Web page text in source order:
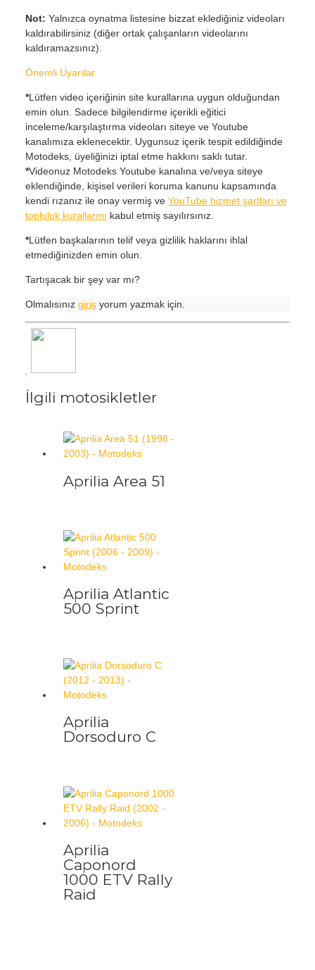
Not: Yalnızca oynatma listesine bizzat eklediğiniz videoları
kaldırabilirsiniz (diğer ortak çalışanların videolarını
kaldıramazsınız).
Önemli Uyarılar
*Lütfen video içeriğinin site kurallarına uygun olduğundan
emin olun. Sadece bilgilendirme içerikli eğitici
inceleme/karşılaştırma videoları siteye ve Youtube
kanalımıza eklenecektir. Uygunsuz içerik tespit edildiğinde
Motodeks, üyeliğinizi iptal etme hakkını saklı tutar.
*Videonuz Motodeks Youtube kanalına ve/veya siteye
eklendiğinde, kişisel verileri koruma kanunu kapsamında
kendi rızanız ile onay vermiş ve YouTube hizmet şartları ve
topluluk kurallarını kabul etmiş sayılırsınız.
*Lütfen başkalarının telif veya gizlilik haklarını ihlal
etmediğinizden emin olun.
Tartışacak bir şey var mı?
Olmalısınız girişyorum yazmak için.
İlgili motosikletler
Aprilia Area 51
Aprilia Atlantic
500 Sprint
Aprilia
Dorsoduro C
Aprilia
Caponord
1000 ETV Rally
Raid